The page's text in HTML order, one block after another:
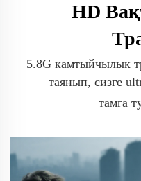
HD
5.8G камтыйчылык
таянып, сизге
тамга